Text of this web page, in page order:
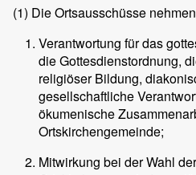
(1) Die Ortsausschüsse
Verantwortung für das
die Gottesdienstordnung,
religiöser Bildung,
gesellschaftliche
ökumenische
Ortskirchengemeinde;
Mitwirkung bei der Wahl